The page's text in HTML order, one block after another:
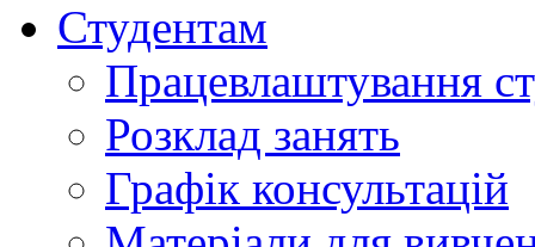
Студентам
Працевлаштування
Розклад занять
Графік консультацій